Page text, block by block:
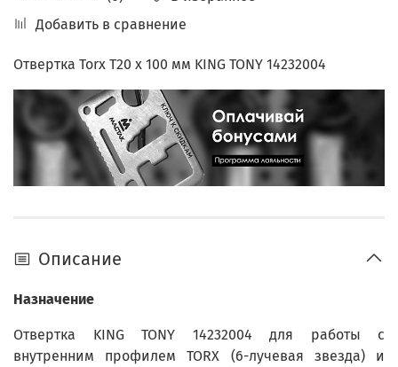
Добавить в сравнение
Отвертка Torx T20 x 100 мм KING TONY 14232004
Описание
Назначение
Отвертка KING TONY 14232004 для работы с
внутренним профилем TORX (6-лучевая звезда) и